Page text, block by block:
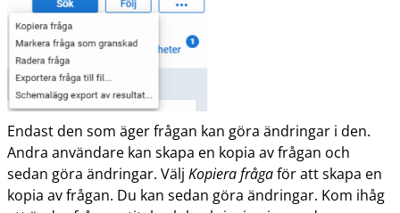
Endast den som äger frågan kan göra ändringar i den.
Andra användare kan skapa en kopia av frågan och
sedan göra ändringar. Välj Kopiera frågaför att skapa en
kopia av frågan. Du kan sedan göra ändringar. Kom ihåg